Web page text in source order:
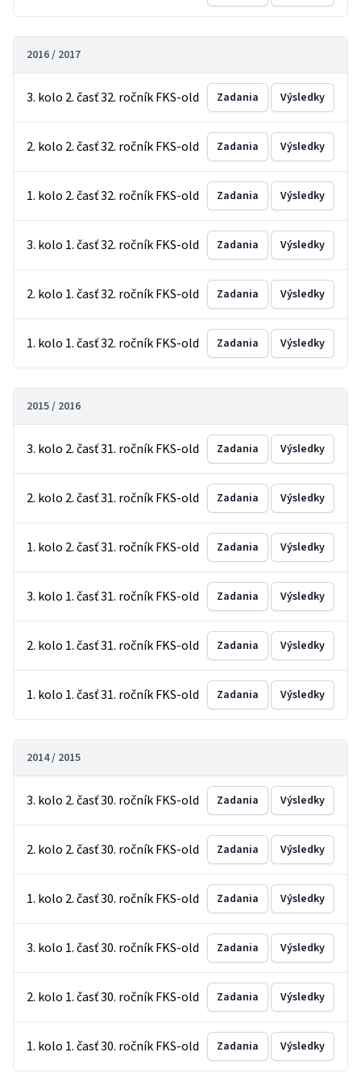
2016 / 2017
3. kolo 2. časť 32. ročník FKS-old Zadania Výsledky
2. kolo 2. časť 32. ročník FKS-old Zadania Výsledky
1. kolo 2. časť 32. ročník FKS-old Zadania Výsledky
3. kolo 1. časť 32. ročník FKS-old Zadania Výsledky
2. kolo 1. časť 32. ročník FKS-old Zadania Výsledky
1. kolo 1. časť 32. ročník FKS-old Zadania Výsledky
2015 / 2016
3. kolo 2. časť 31. ročník FKS-old Zadania Výsledky
2. kolo 2. časť 31. ročník FKS-old Zadania Výsledky
1. kolo 2. časť 31. ročník FKS-old Zadania Výsledky
3. kolo 1. časť 31. ročník FKS-old Zadania Výsledky
2. kolo 1. časť 31. ročník FKS-old Zadania Výsledky
1. kolo 1. časť 31. ročník FKS-old Zadania Výsledky
2014 / 2015
3. kolo 2. časť 30. ročník FKS-old Zadania Výsledky
2. kolo 2. časť 30. ročník FKS-old Zadania Výsledky
1. kolo 2. časť 30. ročník FKS-old Zadania Výsledky
3. kolo 1. časť 30. ročník FKS-old Zadania Výsledky
2. kolo 1. časť 30. ročník FKS-old Zadania Výsledky
1. kolo 1. časť 30. ročník FKS-old Zadania Výsledky